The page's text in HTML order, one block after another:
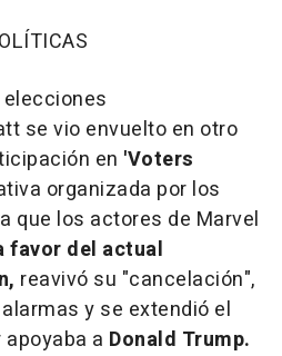
se vio envuelto en otro
en 'Voters
organizada por los
que los actores de Marvel
favor del actual
reavivó su "cancelación",
y se extendió el
a Donald Trump.